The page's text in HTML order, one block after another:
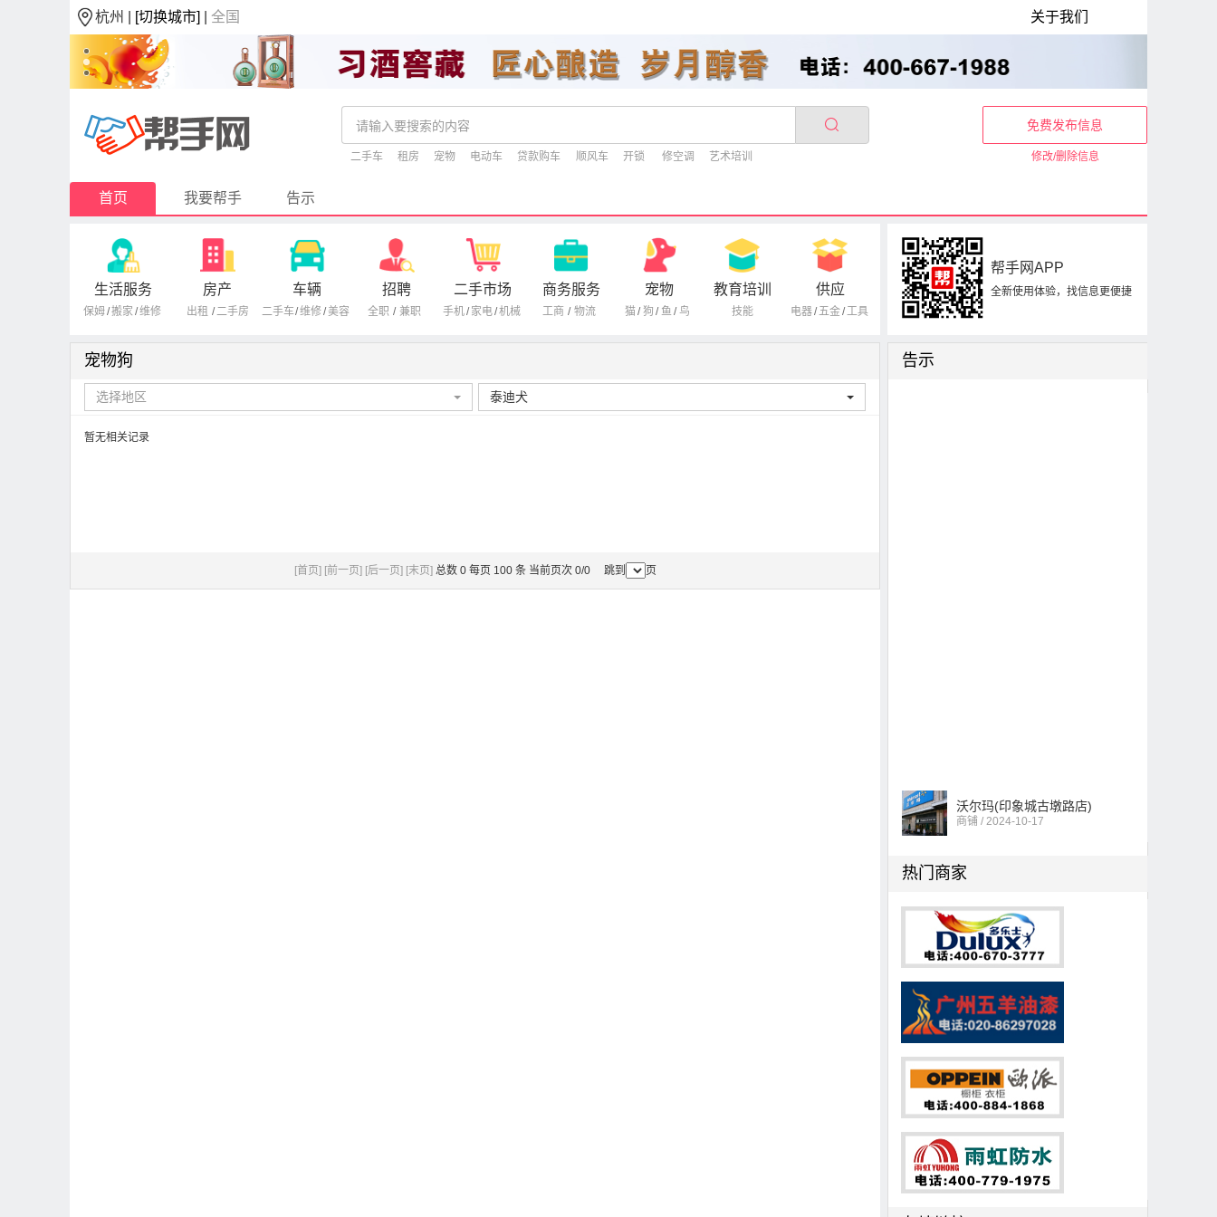
杭州 | [切换城市] |全国 关于我们
二手车 租房 宠物 电动车 贷款购车 顺风车 开锁 修空调 艺术培训
免费发布信息
修改/删除信息
首页 我要帮手 告示
生活服务
保姆/搬家 /维修
房产
出租 /二手房
车辆
二手车/维修/美容
招聘
全职 / 兼职
二手市场
手机/ 家电/机械
商务服务
工商 / 物流
宠物
猫/ 狗 / 鱼 / 鸟
教育培训
技能
供应
电器/五金/工具
帮手网APP
全新使用体验，找信息更便捷
宠物狗
选择地区 泰迪犬
暂无相关记录
[首页] [前一页] [后一页] [末页] 总数 0 每页 100 条 当前页次 0/0 跳到 页
告示
沃尔玛(印象城古墩路店)
商铺 / 2024-10-17
热门商家